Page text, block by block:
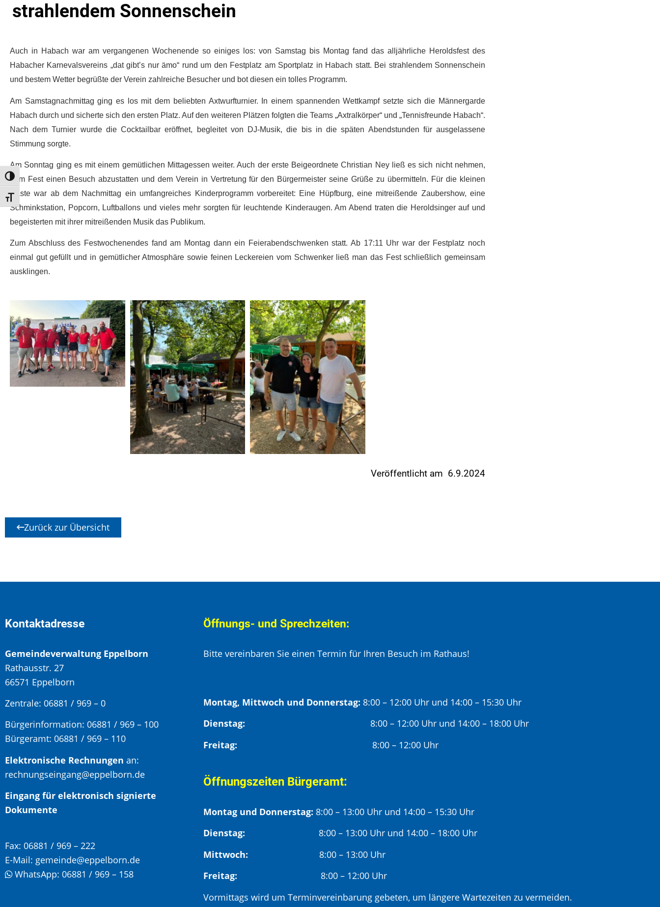
Umschalten auf hohe Kontraste
Schrift vergrößern
strahlendem Sonnenschein
Auch in Habach war am vergangenen Wochenende so einiges los: von Samstag bis Montag fand das alljährliche Heroldsfest des
Habacher Karnevalsvereins „dat gibt’s nur ämo“ rund um den Festplatz am Sportplatz in Habach statt. Bei strahlendem Sonnenschein
und bestem Wetter begrüßte der Verein zahlreiche Besucher und bot diesen ein tolles Programm.
Am Samstagnachmittag ging es los mit dem beliebten Axtwurfturnier. In einem spannenden Wettkampf setzte sich die Männergarde
Habach durch und sicherte sich den ersten Platz. Auf den weiteren Plätzen folgten die Teams „Axtralkörper“ und „Tennisfreunde Habach“.
Nach dem Turnier wurde die Cocktailbar eröffnet, begleitet von DJ-Musik, die bis in die späten Abendstunden für ausgelassene
Stimmung sorgte.
Am Sonntag ging es mit einem gemütlichen Mittagessen weiter. Auch der erste Beigeordnete Christian Ney ließ es sich nicht nehmen,
dem Fest einen Besuch abzustatten und dem Verein in Vertretung für den Bürgermeister seine Grüße zu übermitteln. Für die kleinen
Gäste war ab dem Nachmittag ein umfangreiches Kinderprogramm vorbereitet: Eine Hüpfburg, eine mitreißende Zaubershow, eine
Schminkstation, Popcorn, Luftballons und vieles mehr sorgten für leuchtende Kinderaugen. Am Abend traten die Heroldsinger auf und
begeisterten mit ihrer mitreißenden Musik das Publikum.
Zum Abschluss des Festwochenendes fand am Montag dann ein Feierabendschwenken statt. Ab 17:11 Uhr war der Festplatz noch
einmal gut gefüllt und in gemütlicher Atmosphäre sowie feinen Leckereien vom Schwenker ließ man das Fest schließlich gemeinsam
ausklingen.
Veröffentlicht am 6.9.2024
Zurück zur Übersicht
Kontaktadresse
Gemeindeverwaltung Eppelborn
Rathausstr. 27
66571 Eppelborn
Zentrale: 06881 / 969 – 0
Bürgerinformation: 06881 / 969 – 100
Bürgeramt: 06881 / 969 – 110
Elektronische Rechnungen an:
rechnungseingang@eppelborn.de
Eingang für elektronisch signierte
Dokumente
Fax: 06881 / 969 – 222
E-Mail: gemeinde@eppelborn.de
WhatsApp: 06881 / 969 – 158
Öffnungs- und Sprechzeiten:
Bitte vereinbaren Sie einen Termin für Ihren Besuch im Rathaus!
Montag, Mittwoch und Donnerstag: 8:00 – 12:00 Uhr und 14:00 – 15:30 Uhr
Dienstag: 8:00 – 12:00 Uhr und 14:00 – 18:00 Uhr
Freitag:
8:00 – 12:00 Uhr
Öffnungszeiten Bürgeramt:
Montag und Donnerstag: 8:00 – 13:00 Uhr und 14:00 – 15:30 Uhr
Dienstag: 8:00 – 13:00 Uhr und 14:00 – 18:00 Uhr
Mittwoch: 8:00 – 13:00 Uhr
Freitag:
8:00 – 12:00 Uhr
Vormittags wird um Terminvereinbarung gebeten, um längere Wartezeiten zu vermeiden.